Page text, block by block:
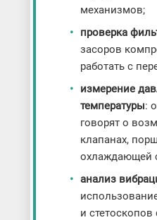
механизмов;
проверка
засоров
работать с
измерение
температуры:
говорят о
клапанах,
охлаждающей
анализ
и стетоскопов